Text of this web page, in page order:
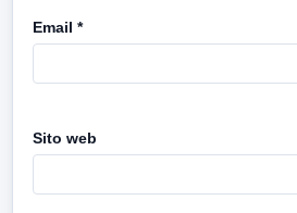
Email *
Sito web